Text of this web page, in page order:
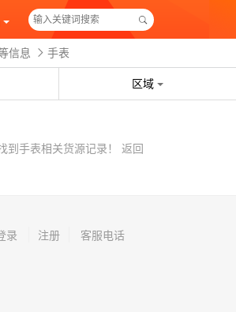
信息 手表
区域
到手表相关货源记录！ 返回
录 注册 客服电话